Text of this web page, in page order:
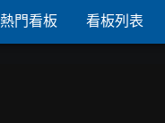
熱門看板 看板列表